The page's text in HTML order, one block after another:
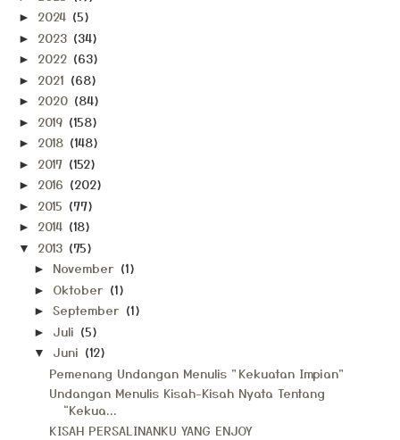
► 2024 (5)
► 2023 (34)
► 2022 (63)
► 2021 (68)
► 2020 (84)
► 2019 (158)
► 2018 (148)
► 2017 (152)
► 2016 (202)
► 2015 (77)
► 2014 (18)
▼ 2013 (75)
► November (1)
► Oktober (1)
► September (1)
► Juli (5)
▼ Juni (12)
Pemenang Undangan Menulis "Kekuatan Impian"
Undangan Menulis Kisah-Kisah Nyata Tentang
“Kekua...
KISAH PERSALINANKU YANG ENJOY